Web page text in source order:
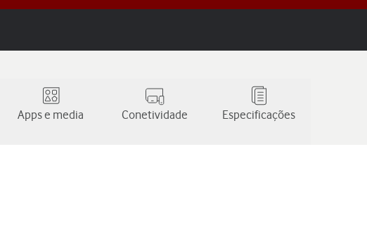
Apps e media Conetividade Especificações